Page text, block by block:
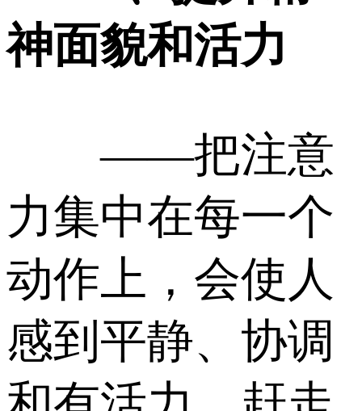
神面貌和活力
——把注意
力集中在每一个
动作上，会使人
感到平静、协调